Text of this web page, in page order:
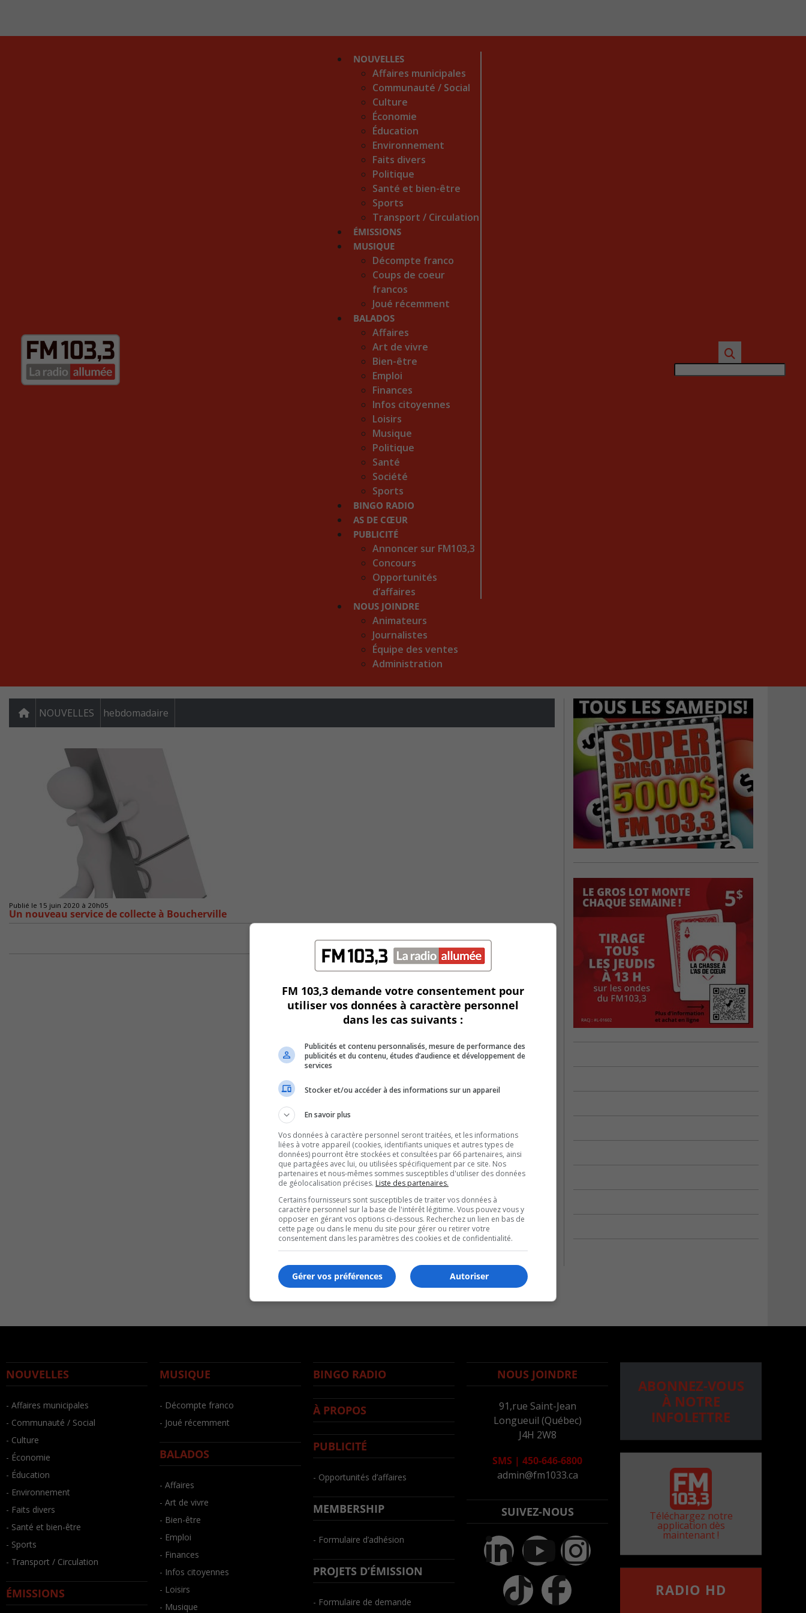
NOUVELLES
Affaires municipales
Communauté / Social
Culture
Économie
Éducation
Environnement
Faits divers
Politique
Santé et bien-être
Sports
Transport / Circulation
ÉMISSIONS
MUSIQUE
Décompte franco
Coups de coeur
francos
Joué récemment
BALADOS
Affaires
Art de vivre
Bien-être
Emploi
Finances
Infos citoyennes
Loisirs
Musique
Politique
Santé
Société
Sports
BINGO RADIO
AS DE CŒUR
PUBLICITÉ
Annoncer sur FM103,3
Concours
Opportunités
d’affaires
NOUS JOINDRE
Animateurs
Journalistes
Équipe des ventes
Administration
NOUVELLES hebdomadaire
Publié le 15 juin 2020 à 20h05
Un nouveau service de collecte à Boucherville
NOUVELLES
- Affaires municipales
- Communauté / Social
- Culture
- Économie
- Éducation
- Environnement
- Faits divers
- Santé et bien-être
- Sports
- Transport / Circulation
ÉMISSIONS
MUSIQUE
- Décompte franco
- Joué récemment
BALADOS
- Affaires
- Art de vivre
- Bien-être
- Emploi
- Finances
- Infos citoyennes
- Loisirs
- Musique
BINGO RADIO
À PROPOS
PUBLICITÉ
- Opportunités d’affaires
MEMBERSHIP
- Formulaire d’adhésion
PROJETS D’ÉMISSION
- Formulaire de demande
NOUS JOINDRE
91,rue Saint-Jean
Longueuil (Québec)
J4H 2W8
SMS | 450-646-6800
admin@fm1033.ca
SUIVEZ-NOUS
ABONNEZ-VOUS
À NOTRE
INFOLETTRE
Téléchargez notre
application dès
maintenant !
RADIO HD
FM 103,3 demande votre consentement pour
utiliser vos données à caractère personnel
dans les cas suivants :
Publicités et contenu personnalisés, mesure de performance des
publicités et du contenu, études d’audience et développement de
services
Stocker et/ou accéder à des informations sur un appareil
En savoir plus
Vos données à caractère personnel seront traitées, et les informations
liées à votre appareil (cookies, identifiants uniques et autres types de
données) pourront être stockées et consultées par 66 partenaires, ainsi
que partagées avec lui, ou utilisées spécifiquement par ce site. Nos
partenaires et nous-mêmes sommes susceptibles d'utiliser des données
de géolocalisation précises. Liste des partenaires.
Certains fournisseurs sont susceptibles de traiter vos données à
caractère personnel sur la base de l'intérêt légitime. Vous pouvez vous y
opposer en gérant vos options ci-dessous. Recherchez un lien en bas de
cette page ou dans le menu du site pour gérer ou retirer votre
consentement dans les paramètres des cookies et de confidentialité.
Autoriser
Gérer vos préférences